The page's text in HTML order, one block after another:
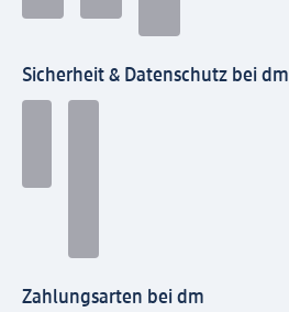
Sicherheit & Datenschutz bei dm
Zahlungsarten bei dm